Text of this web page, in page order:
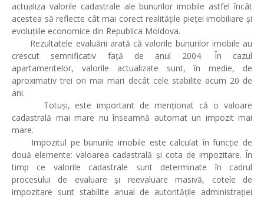
actualiza valorile cadastrale ale bunurilor imobile astfel încât
acestea să reflecte cât mai corect realitățile pieței imobiliare și
evoluțiile economice din Republica Moldova.
Rezultatele evaluării arată că valorile bunurilor imobile au
crescut semnificativ față de anul 2004. În cazul
apartamentelor, valorile actualizate sunt, în medie, de
aproximativ trei ori mai mari decât cele stabilite acum 20 de
ani.
Totuși, este important de menționat că o valoare
cadastrală mai mare nu înseamnă automat un impozit mai
mare.
Impozitul pe bunurile imobile este calculat în funcție de
două elemente: valoarea cadastrală și cota de impozitare. În
timp ce valorile cadastrale sunt determinate în cadrul
procesului de evaluare și reevaluare masivă, cotele de
impozitare sunt stabilite anual de autoritățile administrației